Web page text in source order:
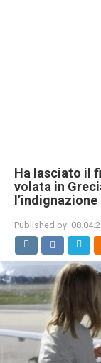
Ha lasciato il
volata in
l’indignazione
Published by: